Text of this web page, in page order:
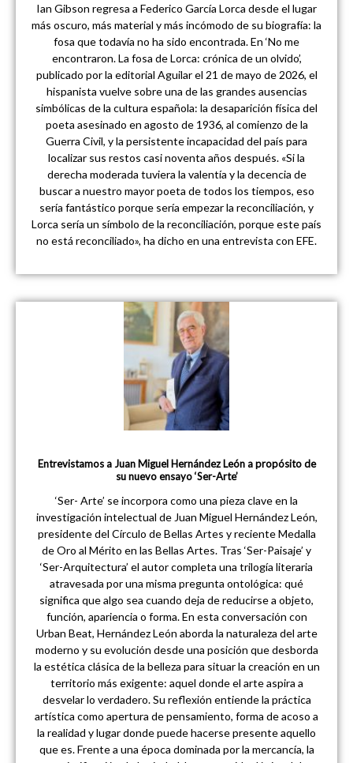
Ian Gibson regresa a Federico García Lorca desde el lugar
más oscuro, más material y más incómodo de su biografía: la
fosa que todavía no ha sido encontrada. En ‘No me
encontraron. La fosa de Lorca: crónica de un olvido’,
publicado por la editorial Aguilar el 21 de mayo de 2026, el
hispanista vuelve sobre una de las grandes ausencias
simbólicas de la cultura española: la desaparición física del
poeta asesinado en agosto de 1936, al comienzo de la
Guerra Civil, y la persistente incapacidad del país para
localizar sus restos casi noventa años después. «Si la
derecha moderada tuviera la valentía y la decencia de
buscar a nuestro mayor poeta de todos los tiempos, eso
sería fantástico porque sería empezar la reconciliación, y
Lorca sería un símbolo de la reconciliación, porque este país
no está reconciliado», ha dicho en una entrevista con EFE.
Entrevistamos a Juan Miguel Hernández León a propósito de
su nuevo ensayo ‘Ser-Arte’
‘Ser- Arte’ se incorpora como una pieza clave en la
investigación intelectual de Juan Miguel Hernández León,
presidente del Círculo de Bellas Artes y reciente Medalla
de Oro al Mérito en las Bellas Artes. Tras ‘Ser-Paisaje’ y
‘Ser-Arquitectura’ el autor completa una trilogía literaria
atravesada por una misma pregunta ontológica: qué
significa que algo sea cuando deja de reducirse a objeto,
función, apariencia o forma. En esta conversación con
Urban Beat, Hernández León aborda la naturaleza del arte
moderno y su evolución desde una posición que desborda
la estética clásica de la belleza para situar la creación en un
territorio más exigente: aquel donde el arte aspira a
desvelar lo verdadero. Su reflexión entiende la práctica
artística como apertura de pensamiento, forma de acoso a
la realidad y lugar donde puede hacerse presente aquello
que es. Frente a una época dominada por la mercancía, la